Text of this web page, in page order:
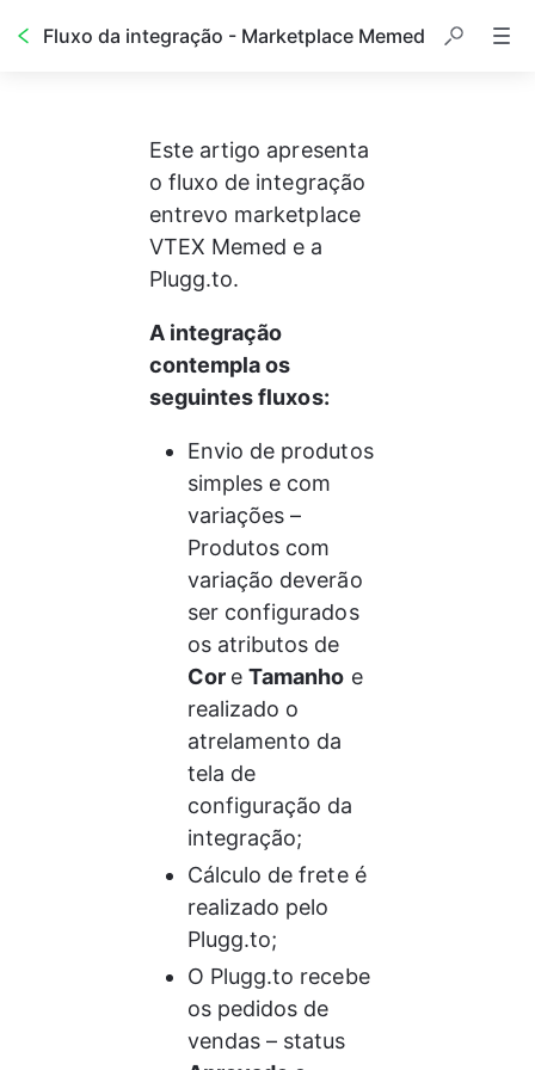
Fluxo da integração - Marketplace Memed
Este artigo apresenta
o fluxo de integração
entrevo marketplace
VTEX Memed e a
Plugg.to.
A integração
contempla os
seguintes fluxos:
Envio de produtos
simples e com
variações –
Produtos com
variação deverão
ser configurados
os atributos de
Cor e Tamanho e
realizado o
atrelamento da
tela de
configuração da
integração;
Cálculo de frete é
realizado pelo
Plugg.to;
O Plugg.to recebe
os pedidos de
vendas – status